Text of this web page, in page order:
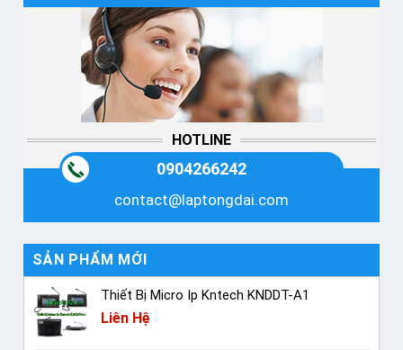
HOTLINE
0904266242
contact@laptongdai.com
SẢN PHẨM MỚI
Thiết Bị Micro Ip Kntech KNDDT-A1
Liên Hệ